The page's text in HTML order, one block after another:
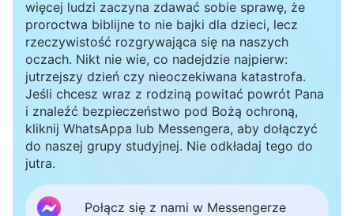
Boga: „Boże, proszę, czuwaj nad moim sercem,
aby było spokojne i abym w swoich działaniach
nie kierowała się zepsutym usposobieniem.
Proszę, poprowadź mnie przez tę sytuację”. Po
modlitwie zobaczyłam, że kilkoro braci i sióstr w
grupie wysyła wiadomości, w których zgadzają
się z sugestiami Jaydena. W końcu zdałam sobie
sprawę, że w sytuacji, która mnie spotkała, była
więcej ludzi zaczyna zdawać sobie sprawę, że
proroctwa biblijne to nie bajki dla dzieci, lecz
rzeczywistość rozgrywająca się na naszych
oczach. Nikt nie wie, co nadejdzie najpierw:
jutrzejszy dzień czy nieoczekiwana katastrofa.
Jeśli chcesz wraz z rodziną powitać powrót Pana
i znaleźć bezpieczeństwo pod Bożą ochroną,
kliknij WhatsAppa lub Messengera, aby dołączyć
do naszej grupy studyjnej. Nie odkładaj tego do
jutra.
Połącz się z nami w Messengerze